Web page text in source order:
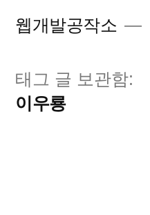
웹개발공작소
태그 글 보관함:
이우룡